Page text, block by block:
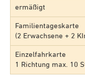
ermäßigt
Familientageskarte
(2 Erwachsene + 2
Einzelfahrkarte
1 Richtung max. 10